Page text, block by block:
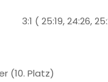
3:1 ( 25:19, 24:26,
(10. Platz)